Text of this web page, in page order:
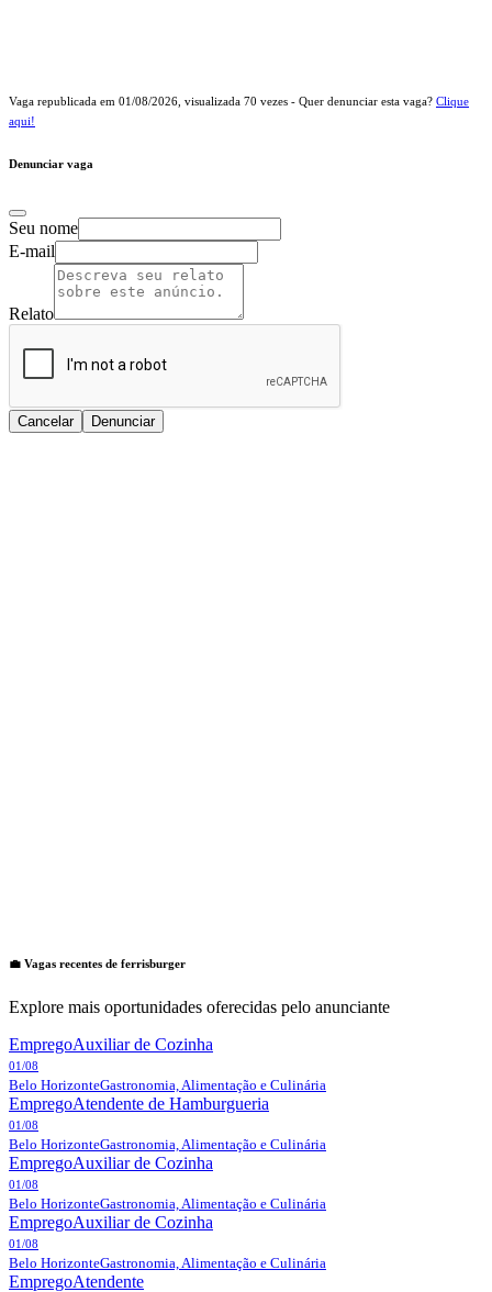
Vaga republicada em 01/08/2026 , visualizada 70 vezes - Quer denunciar esta vaga? Clique
aqui!
Denunciar vaga
Seu nome
E-mail
Relato
Cancelar Denunciar
💼 Vagas recentes de ferrisburger
Explore mais oportunidades oferecidas pelo anunciante
EmpregoAuxiliar de Cozinha
01/08
Belo HorizonteGastronomia, Alimentação e Culinária
EmpregoAtendente de Hamburgueria
01/08
Belo HorizonteGastronomia, Alimentação e Culinária
EmpregoAuxiliar de Cozinha
01/08
Belo HorizonteGastronomia, Alimentação e Culinária
EmpregoAuxiliar de Cozinha
01/08
Belo HorizonteGastronomia, Alimentação e Culinária
EmpregoAtendente